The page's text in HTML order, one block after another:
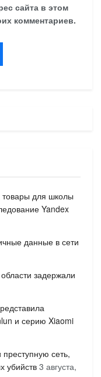
сайта в этом
комментариев.
товары для школы
Yandex
данные в сети
задержали
и серию Xiaomi
сеть,
убийств3 августа,